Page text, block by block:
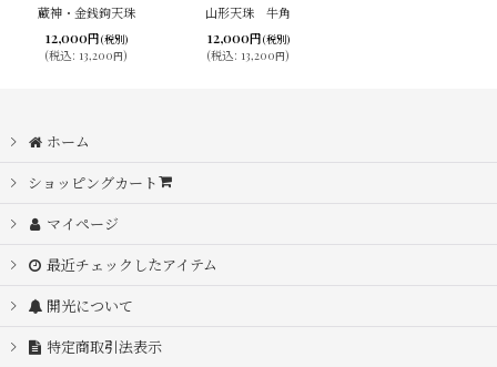
蔵神・金銭鉤天珠
12,000円(税別)
(税込: 13,200円)
山形天珠 牛角
12,000円(税別)
(税込: 13,200円)
ホーム
ショッピングカート
マイページ
最近チェックしたアイテム
開光について
特定商取引法表示